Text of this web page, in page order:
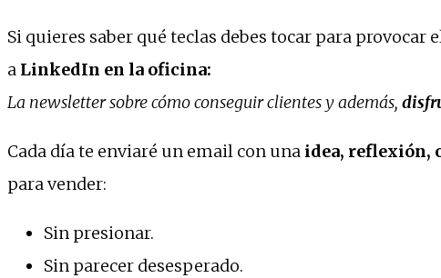
Si quieres saber qué teclas debes tocar para provocar
a LinkedIn en la oficina:
La newsletter sobre cómo conseguir clientes y además,
Cada día te enviaré un email con una idea, reflexión,
para vender:
Sin presionar.
Sin parecer desesperado.